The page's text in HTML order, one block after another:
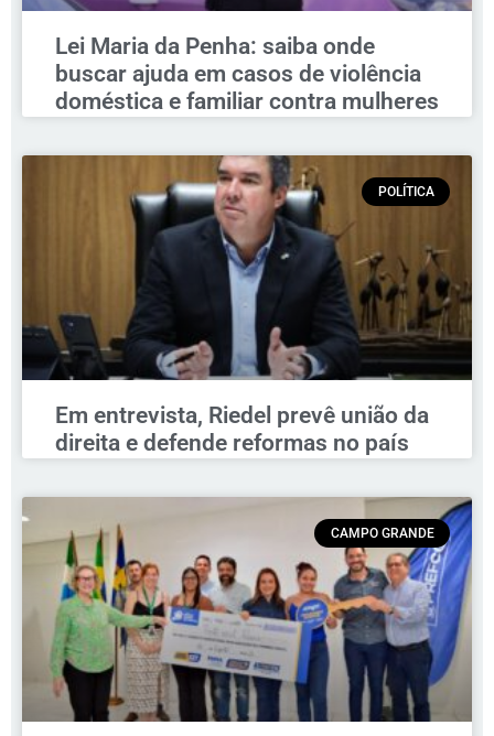
Lei Maria da Penha: saiba onde
buscar ajuda em casos de violência
doméstica e familiar contra mulheres
POLÍTICA
Em entrevista, Riedel prevê união da
direita e defende reformas no país
CAMPO GRANDE